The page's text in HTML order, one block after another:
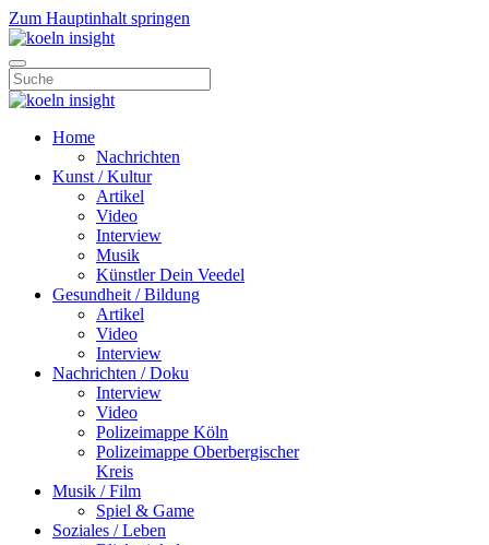
Zum Hauptinhalt springen
Home
Nachrichten
Kunst / Kultur
Artikel
Video
Interview
Musik
Künstler Dein Veedel
Gesundheit / Bildung
Artikel
Video
Interview
Nachrichten / Doku
Interview
Video
Polizeimappe Köln
Polizeimappe Oberbergischer
Kreis
Musik / Film
Spiel & Game
Soziales / Leben